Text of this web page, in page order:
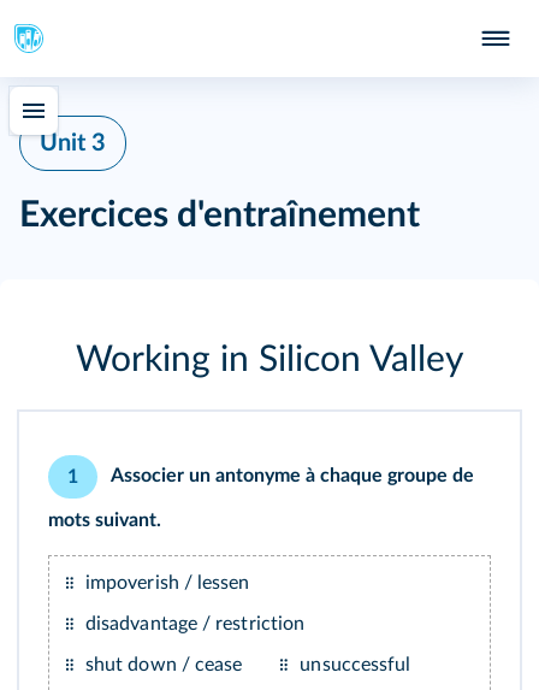
Unit 3
Exercices d'entraînement
Working in Silicon Valley
1 Associer un antonyme à chaque groupe de
mots suivant.
impoverish / lessen
disadvantage / restriction
shut down / cease unsuccessful